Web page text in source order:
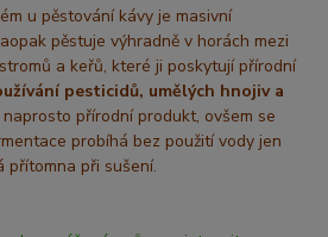
u pěstování kávy je masivní
pěstuje výhradně v horách mezi
a keřů, které ji poskytují přírodní
pesticidů, umělých hnojiv a
přírodní produkt, ovšem se
probíhá bez použití vody jen
přítomna při sušení.